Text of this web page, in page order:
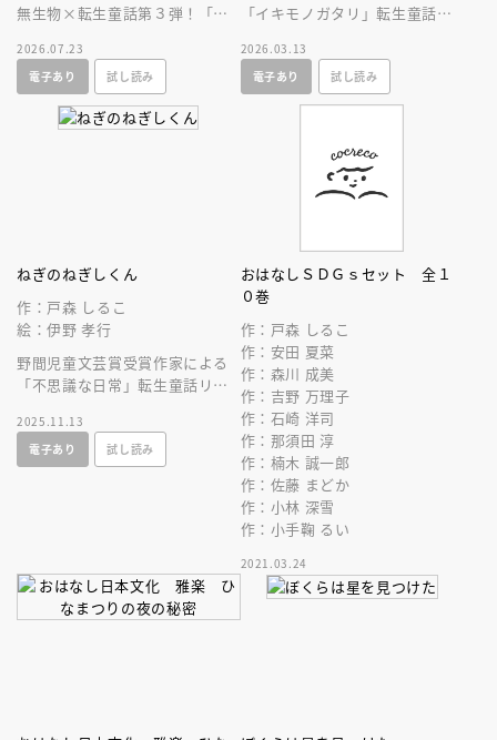
無生物×転生童話第３弾！「私
しゃべる棚が語る雑貨の身の上
話。
2026.07.23
電子あり
試し読み
「イキモノガタリ」転生童話リ
きをし、世界トラベルへ出発す
る！
2026.03.13
電子あり
試し読み
ねぎのねぎしくん
作：戸森 しるこ
絵：伊野 孝行
野間児童文芸賞受賞作家による
「不思議な日常」転生童話リー
から、幸せのありかたを、じわ
じわ感じる！
2025.11.13
電子あり
試し読み
おはなしＳＤＧｓセット 全１
０巻
作：戸森 しるこ
作：安田 夏菜
作：森川 成美
作：吉野 万理子
作：石崎 洋司
作：那須田 淳
作：楠木 誠一郎
作：佐藤 まどか
作：小林 深雪
作：小手鞠 るい
2021.03.24